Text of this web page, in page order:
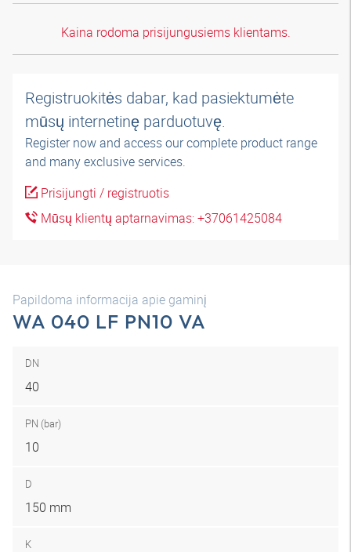
Kaina rodoma prisijungusiems klientams.
Registruokitės dabar, kad pasiektumėte
mūsų internetinę parduotuvę.
Register now and access our complete product range
and many exclusive services.
Prisijungti / registruotis
Mūsų klientų aptarnavimas: +37061425084
Papildoma informacija apie gaminį
WA 040 LF PN10 VA
DN
40
PN (bar)
10
D
150 mm
K